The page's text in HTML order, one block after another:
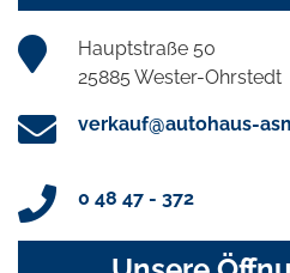
Hauptstraße 50
25885 Wester-Ohrstedt
verkauf@autohaus-
0 48 47 - 372